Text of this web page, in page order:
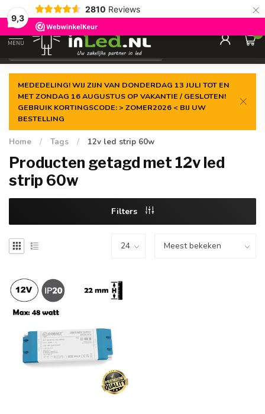
9,3
2810 Reviews ×
Gegarandeerde delaagste prijs
MENU
0
MEDEDELING! WIJ ZIJN VAN DONDERDAG 13 JULI TOT EN
MET ZONDAG 16 AUGUSTUS OP VAKANTIE / GESLOTEN!
GEBRUIK KORTINGSCODE: > ZOMER2026 < BIJ UW
BESTELLING
Home / Tags / 12v led strip 60w
Producten getagd met 12v led
strip 60w
Filters